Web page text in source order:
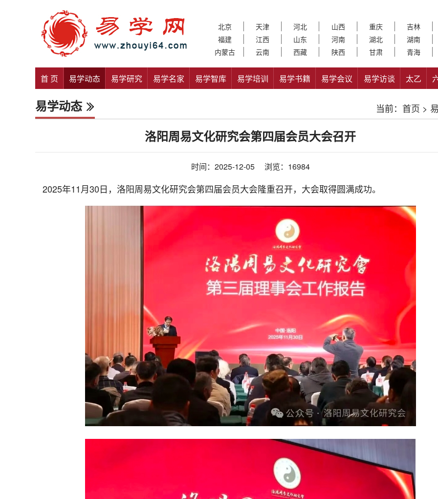
北京 天津 河北 山西 重庆
吉林
福建
江西 山东 河南 湖北
湖南
内蒙古
云南 西藏 陕西 甘肃 青海
首 页 易学动态 易学研究 易学名家 易学智库 易学培训 易学书籍 易学会议 易学访谈 太乙
易学动态 当前： 首页 >
洛阳周易文化研究会第四届会员大会召开
时间：2025-12-05 浏览：16984
2025年11月30日，洛阳周易文化研究会第四届会员大会隆重召开，大会取得圆满成功。